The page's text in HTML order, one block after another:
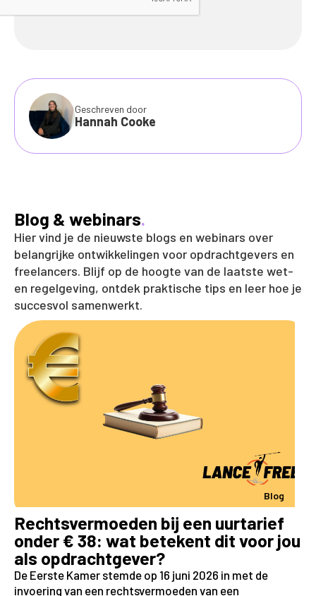
Geschreven door
Hannah Cooke
Blog & webinars.
Hier vind je de nieuwste blogs en webinars over
belangrijke ontwikkelingen voor opdrachtgevers en
freelancers. Blijf op de hoogte van de laatste wet-
en regelgeving, ontdek praktische tips en leer hoe je
succesvol samenwerkt.
Blog
Rechtsvermoeden bij een uurtarief
onder € 38: wat betekent dit voor jou
als opdrachtgever?
De Eerste Kamer stemde op 16 juni 2026 in met de
invoering van een rechtsvermoeden van een